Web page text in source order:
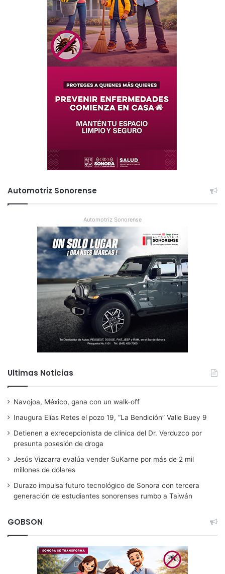
Automotriz Sonorense
Automotriz Sonorense
Ultimas Noticias
Navojoa, México, gana con un walk-off
Inaugura Elías Retes el pozo 19, “La Bendición” Valle Buey 9
Detienen a exrecepcionista de clínica del Dr. Verduzco por
presunta posesión de droga
Jesús Vizcarra evalúa vender SuKarne por más de 2 mil
millones de dólares
Durazo impulsa futuro tecnológico de Sonora con tercera
generación de estudiantes sonorenses rumbo a Taiwán
GOBSON